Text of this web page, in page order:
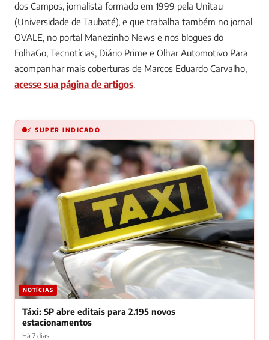
dos Campos, jornalista formado em 1999 pela Unitau
(Universidade de Taubaté), e que trabalha também no jornal
OVALE, no portal Manezinho News e nos blogues do
FolhaGo, Tecnotícias, Diário Prime e Olhar Automotivo Para
acompanhar mais coberturas de Marcos Eduardo Carvalho,
acesse sua página de artigos.
⚡ SUPER INDICADO
NOTÍCIAS
Táxi: SP abre editais para 2.195 novos
estacionamentos
Há 2 dias